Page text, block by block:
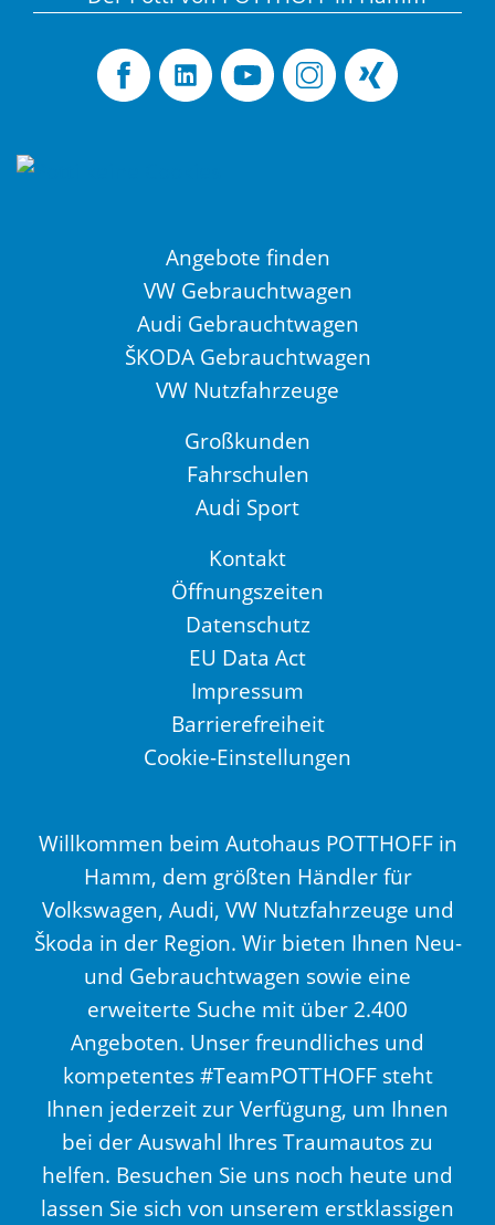
Angebote finden
VW Gebrauchtwagen
Audi Gebrauchtwagen
ŠKODA Gebrauchtwagen
VW Nutzfahrzeuge
Großkunden
Fahrschulen
Audi Sport
Kontakt
Öffnungszeiten
Datenschutz
EU Data Act
Impressum
Barrierefreiheit
Cookie-Einstellungen
Willkommen beim Autohaus POTTHOFF in
Hamm, dem größten Händler für
Volkswagen, Audi, VW Nutzfahrzeuge und
Škoda in der Region. Wir bieten Ihnen Neu-
und Gebrauchtwagen sowie eine
erweiterte Suche mit über 2.400
Angeboten. Unser freundliches und
kompetentes #TeamPOTTHOFF steht
Ihnen jederzeit zur Verfügung, um Ihnen
bei der Auswahl Ihres Traumautos zu
helfen. Besuchen Sie uns noch heute und
lassen Sie sich von unserem erstklassigen